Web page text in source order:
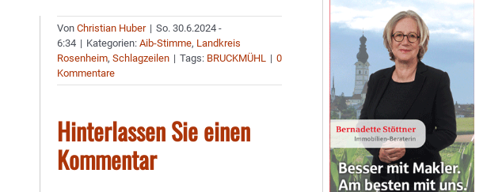
VonChristian Huber | So. 30.6.2024 -
6:34 | Kategorien:Aib-Stimme, Landkreis
Rosenheim,Schlagzeilen | Tags: BRUCKMÜHL | 0
Kommentare
Hinterlassen Sie einen
Kommentar